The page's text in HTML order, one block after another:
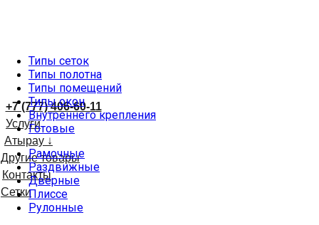
+7 (777) 406-60-11
Услуги
Атырау ↓
Другие товары
Контакты
Сетки
Типы сеток
Типы полотна
Типы помещений
Типы окон
Внутреннего крепления
Готовые
Рамочные
Раздвижные
Дверные
Плиссе
Рулонные